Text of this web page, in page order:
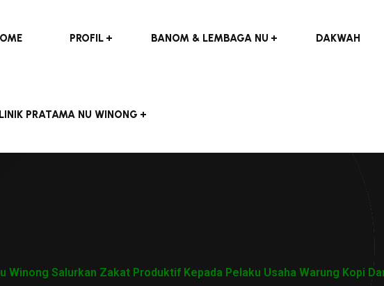
PROFIL BANOM & LEMBAGA NU DAKWAH
PRATAMA NU WINONG
Winong Salurkan Zakat Produktif Kepada Pelaku Usaha Warung Kopi